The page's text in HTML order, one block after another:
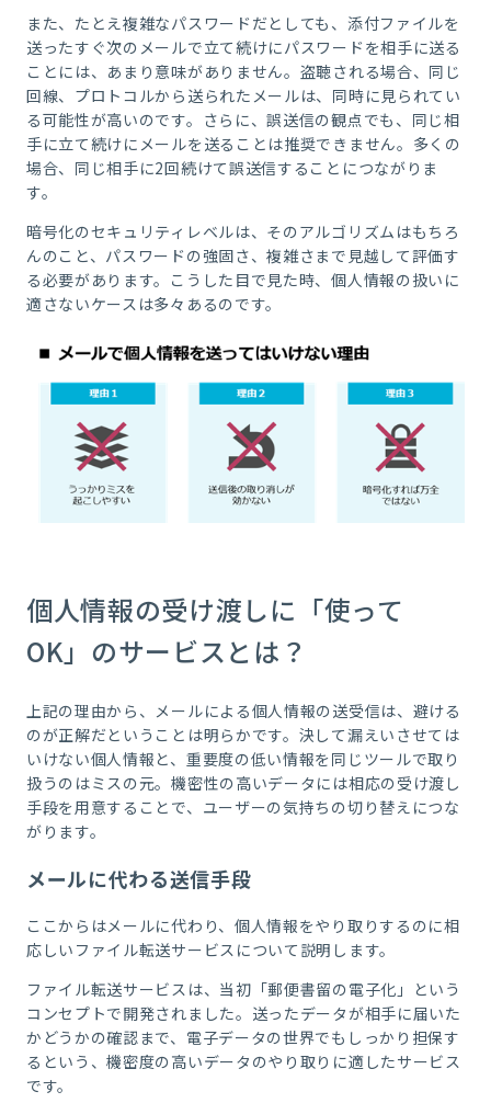
また、たとえ複雑なパスワードだとしても、添付ファイルを
送ったすぐ次のメールで立て続けにパスワードを相手に送る
ことには、あまり意味がありません。盗聴される場合、同じ
回線、プロトコルから送られたメールは、同時に見られてい
る可能性が高いのです。さらに、誤送信の観点でも、同じ相
手に立て続けにメールを送ることは推奨できません。多くの
場合、同じ相手に2回続けて誤送信することにつながりま
す。
暗号化のセキュリティレベルは、そのアルゴリズムはもちろ
んのこと、パスワードの強固さ、複雑さまで見越して評価す
る必要があります。こうした目で見た時、個人情報の扱いに
適さないケースは多々あるのです。
個人情報の受け渡しに「使って
OK」のサービスとは？
上記の理由から、メールによる個人情報の送受信は、避ける
のが正解だということは明らかです。決して漏えいさせては
いけない個人情報と、重要度の低い情報を同じツールで取り
扱うのはミスの元。機密性の高いデータには相応の受け渡し
手段を用意することで、ユーザーの気持ちの切り替えにつな
がります。
メールに代わる送信手段
ここからはメールに代わり、個人情報をやり取りするのに相
応しいファイル転送サービスについて説明します。
ファイル転送サービスは、当初「郵便書留の電子化」という
コンセプトで開発されました。送ったデータが相手に届いた
かどうかの確認まで、電子データの世界でもしっかり担保す
るという、機密度の高いデータのやり取りに適したサービス
です。